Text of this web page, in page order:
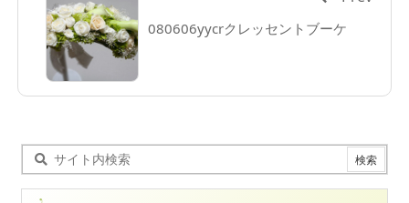
080606yycrクレッセントブーケ